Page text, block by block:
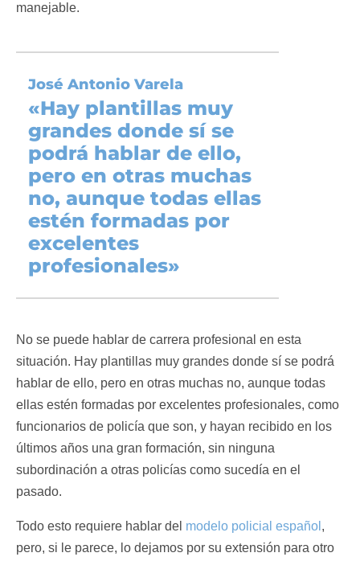
manejable.
José Antonio Varela
«Hay plantillas muy
grandes donde sí se
podrá hablar de ello,
pero en otras muchas
no, aunque todas ellas
estén formadas por
excelentes
profesionales»
No se puede hablar de carrera profesional en esta
situación. Hay plantillas muy grandes donde sí se podrá
hablar de ello, pero en otras muchas no, aunque todas
ellas estén formadas por excelentes profesionales, como
funcionarios de policía que son, y hayan recibido en los
últimos años una gran formación, sin ninguna
subordinación a otras policías como sucedía en el
pasado.
Todo esto requiere hablar del modelo policial español ,
pero, si le parece, lo dejamos por su extensión para otro